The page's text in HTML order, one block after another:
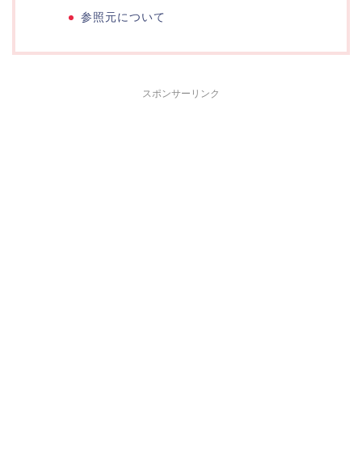
参照元について
スポンサーリンク